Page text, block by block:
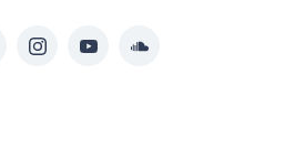
InstagramYouTubeSoundcloud